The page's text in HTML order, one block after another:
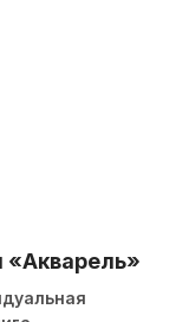
«Акварель»